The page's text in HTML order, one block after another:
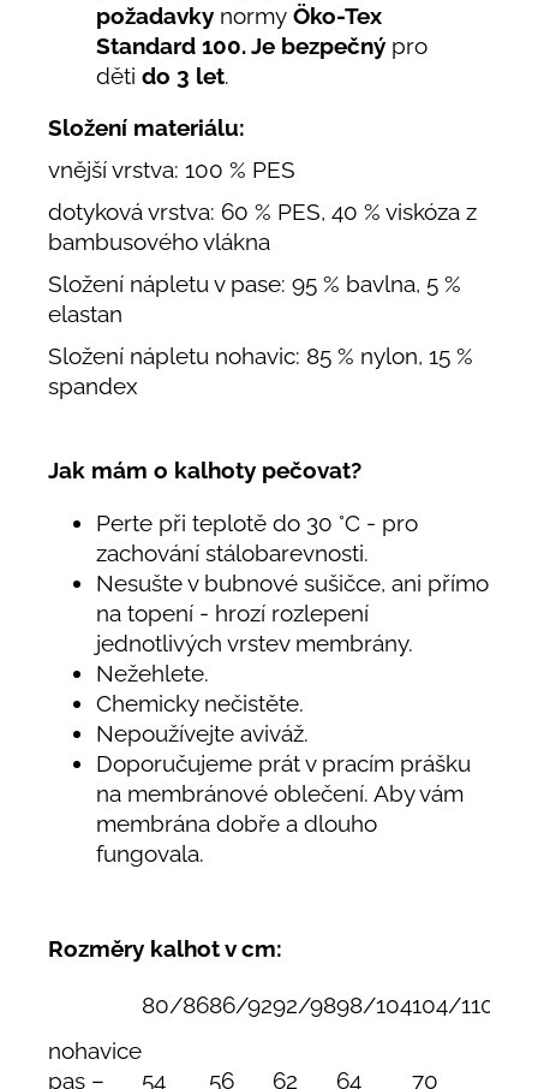
požadavky normy Öko-Tex
Standard 100. Je bezpečný pro
děti do 3 let.
Složení materiálu:
vnější vrstva: 100 % PES
dotyková vrstva: 60 % PES, 40 % viskóza z
bambusového vlákna
Složení nápletu v pase: 95 % bavlna, 5 %
elastan
Složení nápletu nohavic: 85 % nylon, 15 %
spandex
Jak mám o kalhoty pečovat?
Perte při teplotě do 30 °C - pro
zachování stálobarevnosti.
Nesušte v bubnové sušičce, ani přímo
na topení - hrozí rozlepení
jednotlivých vrstev membrány.
Nežehlete.
Chemicky nečistěte.
Nepoužívejte aviváž.
Doporučujeme prát v pracím prášku
na membránové oblečení. Aby vám
membrána dobře a dlouho
fungovala.
Rozměry kalhot v cm:
80/8686/9292/9898/104104/110
nohavice
pas –
54 56 62 64 70